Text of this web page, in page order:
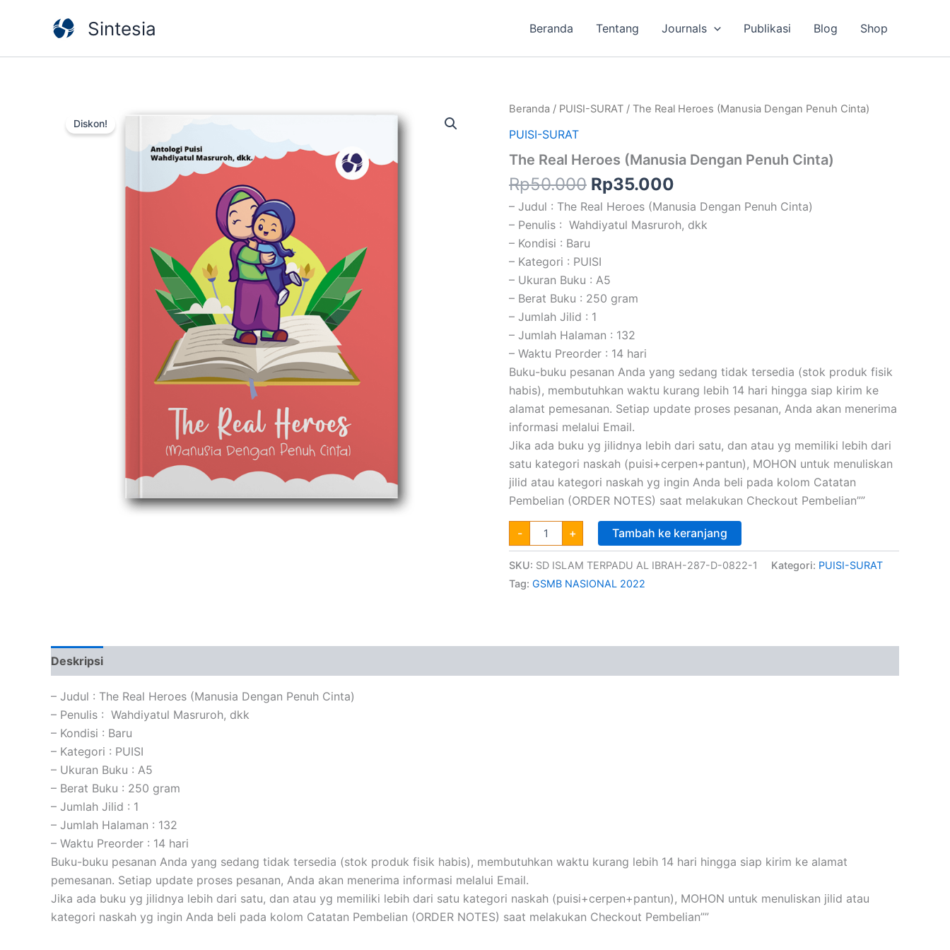
Sintesia Beranda Tentang Journals Publikasi Blog Shop
Diskon!
Beranda / PUISI-SURAT / The Real Heroes (Manusia Dengan Penuh Cinta)
PUISI-SURAT
The Real Heroes (Manusia Dengan Penuh Cinta)
Rp50.000
Harga
Rp50.000.
Rp35.000
Harga
adalah:
– Judul : The Real Heroes (Manusia Dengan Penuh Cinta)
– Penulis : Wahdiyatul Masruroh, dkk
– Kondisi : Baru
– Kategori : PUISI
– Ukuran Buku : A5
– Berat Buku : 250 gram
– Jumlah Jilid : 1
– Jumlah Halaman : 132
– Waktu Preorder : 14 hari
Buku-buku pesanan Anda yang sedang tidak tersedia (stok produk fisik
habis), membutuhkan waktu kurang lebih 14 hari hingga siap kirim ke
alamat pemesanan. Setiap update proses pesanan, Anda akan menerima
informasi melalui Email.
Jika ada buku yg jilidnya lebih dari satu, dan atau yg memiliki lebih dari
satu kategori naskah (puisi+cerpen+pantun), MOHON untuk menuliskan
jilid atau kategori naskah yg ingin Anda beli pada kolom Catatan
Pembelian (ORDER NOTES) saat melakukan Checkout Pembelian””
-
Kuantitas
Real
(Manusia
Dengan
Penuh
Cinta)
+ Tambah ke keranjang
SKU: SD ISLAM TERPADU AL IBRAH-287-D-0822-1 Kategori: PUISI-SURAT
Tag: GSMB NASIONAL 2022
Deskripsi
– Judul : The Real Heroes (Manusia Dengan Penuh Cinta)
– Penulis : Wahdiyatul Masruroh, dkk
– Kondisi : Baru
– Kategori : PUISI
– Ukuran Buku : A5
– Berat Buku : 250 gram
– Jumlah Jilid : 1
– Jumlah Halaman : 132
– Waktu Preorder : 14 hari
Buku-buku pesanan Anda yang sedang tidak tersedia (stok produk fisik habis), membutuhkan waktu kurang lebih 14 hari hingga siap kirim ke alamat
pemesanan. Setiap update proses pesanan, Anda akan menerima informasi melalui Email.
Jika ada buku yg jilidnya lebih dari satu, dan atau yg memiliki lebih dari satu kategori naskah (puisi+cerpen+pantun), MOHON untuk menuliskan jilid atau
kategori naskah yg ingin Anda beli pada kolom Catatan Pembelian (ORDER NOTES) saat melakukan Checkout Pembelian””